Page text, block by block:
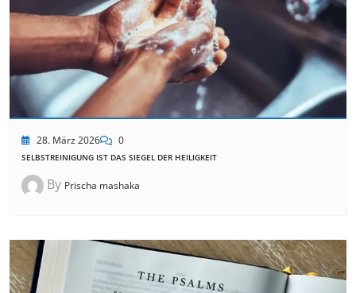
28. März 2026 0
SELBSTREINIGUNG IST DAS SIEGEL DER HEILIGKEIT
By Prischa mashaka